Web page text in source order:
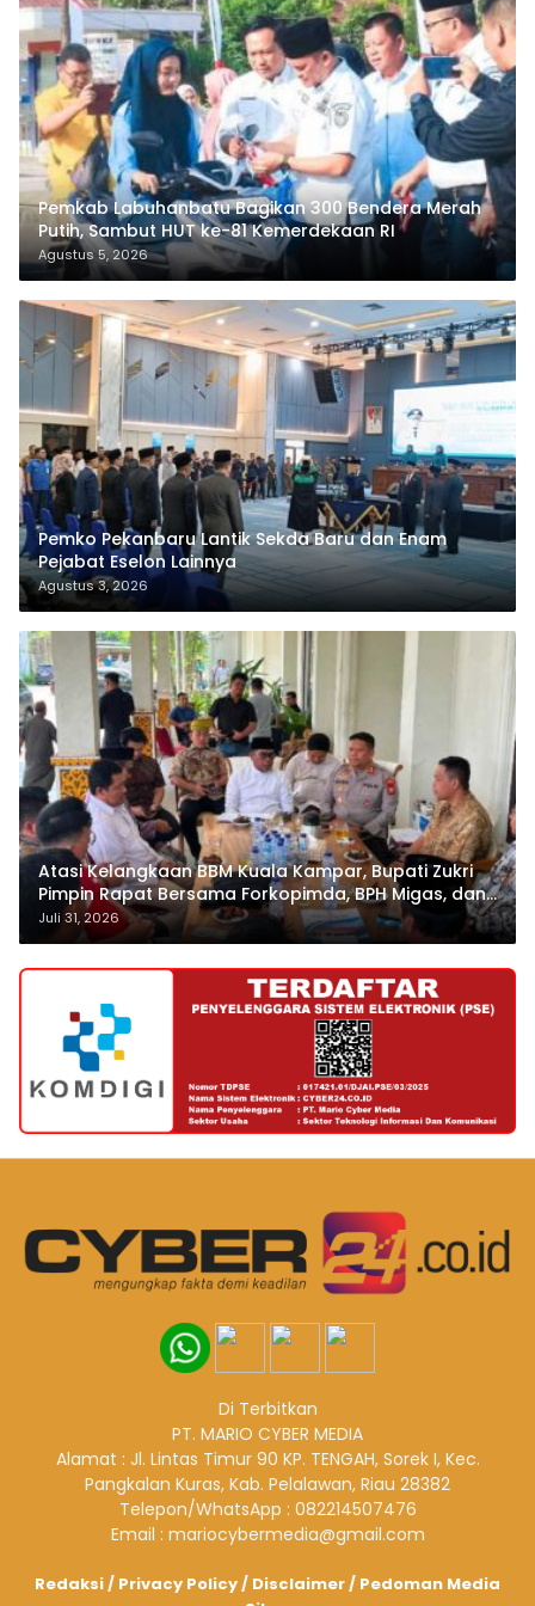
Pemkab Labuhanbatu Bagikan 300 Bendera Merah
Putih, Sambut HUT ke-81 Kemerdekaan RI
Agustus 5, 2026
Pemko Pekanbaru Lantik Sekda Baru dan Enam
Pejabat Eselon Lainnya
Agustus 3, 2026
Atasi Kelangkaan BBM Kuala Kampar, Bupati Zukri
Pimpin Rapat Bersama Forkopimda, BPH Migas, dan
Pertamina
Juli 31, 2026
Di Terbitkan
PT. MARIO CYBER MEDIA
Alamat : Jl. Lintas Timur 90 KP. TENGAH, Sorek I, Kec.
Pangkalan Kuras, Kab. Pelalawan, Riau 28382
Telepon/WhatsApp : 082214507476
Email : mariocybermedia@gmail.com
Redaksi/ Privacy Policy/ Disclaimer/ Pedoman Media